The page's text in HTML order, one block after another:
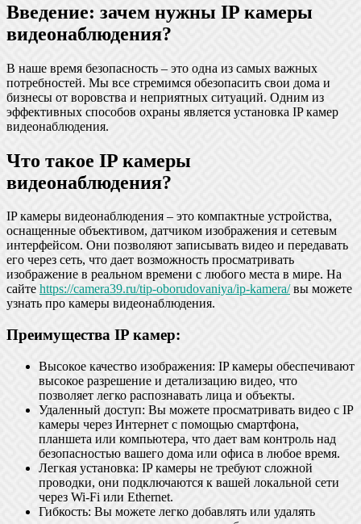
Введение: зачем нужны IP камеры
видеонаблюдения?
В наше время безопасность – это одна из самых важных
потребностей. Мы все стремимся обезопасить свои дома и
бизнесы от воровства и неприятных ситуаций. Одним из
эффективных способов охраны является установка IP камер
видеонаблюдения.
Что такое IP камеры
видеонаблюдения?
IP камеры видеонаблюдения – это компактные устройства,
оснащенные объективом, датчиком изображения и сетевым
интерфейсом. Они позволяют записывать видео и передавать
его через сеть, что дает возможность просматривать
изображение в реальном времени с любого места в мире. На
сайте https://camera39.ru/tip-oborudovaniya/ip-kamera/вы можете
узнать про камеры видеонаблюдения.
Преимущества IP камер:
Высокое качество изображения: IP камеры обеспечивают
высокое разрешение и детализацию видео, что
позволяет легко распознавать лица и объекты.
Удаленный доступ: Вы можете просматривать видео с IP
камеры через Интернет с помощью смартфона,
планшета или компьютера, что дает вам контроль над
безопасностью вашего дома или офиса в любое время.
Легкая установка: IP камеры не требуют сложной
проводки, они подключаются к вашей локальной сети
через Wi-Fi или Ethernet.
Гибкость: Вы можете легко добавлять или удалять